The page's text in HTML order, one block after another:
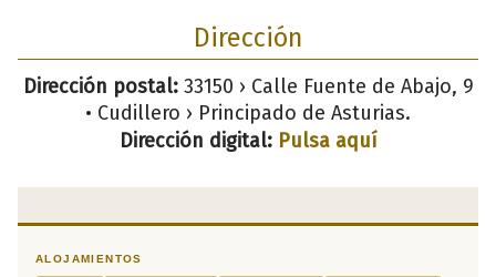
Dirección
Dirección postal:33150 › Calle Fuente de Abajo, 9
• Cudillero › Principado de Asturias.
Dirección digital: Pulsa aquí